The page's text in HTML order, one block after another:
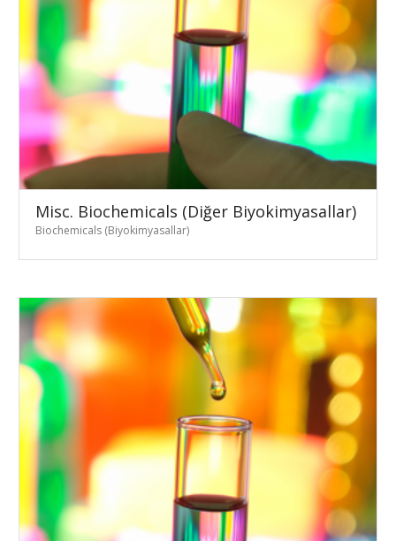
Misc. Biochemicals (Diğer Biyokimyasallar)
Biochemicals (Biyokimyasallar)